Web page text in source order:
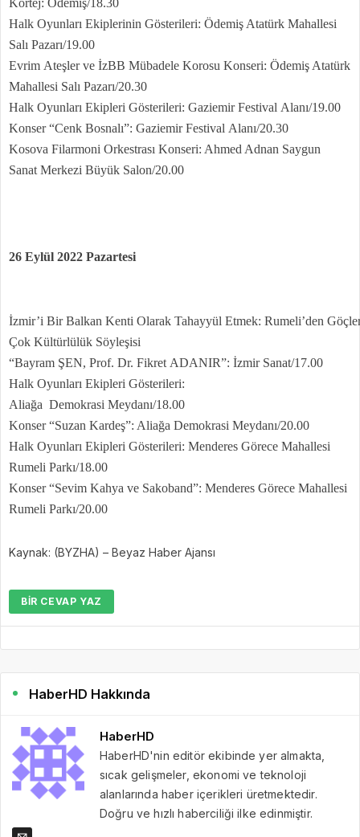
Halk Oyunları Ekiplerinin Gösterileri: Ödemiş Atatürk Mahallesi
Salı Pazarı/19.00
Evrim Ateşler ve İzBB Mübadele Korosu Konseri: Ödemiş Atatürk
Mahallesi Salı Pazarı/20.30
Halk Oyunları Ekipleri Gösterileri: Gaziemir Festival Alanı/19.00
Konser “Cenk Bosnalı”: Gaziemir Festival Alanı/20.30
Kosova Filarmoni Orkestrası Konseri: Ahmed Adnan Saygun
Sanat Merkezi Büyük Salon/20.00
26 Eylül 2022 Pazartesi
İzmir’i Bir Balkan Kenti Olarak Tahayyül Etmek: Rumeli’den Göçler
Çok Kültürlülük Söyleşisi
“Bayram ŞEN, Prof. Dr. Fikret ADANIR”: İzmir Sanat/17.00
Halk Oyunları Ekipleri Gösterileri:
Aliağa Demokrasi Meydanı/18.00
Konser “Suzan Kardeş”: Aliağa Demokrasi Meydanı/20.00
Halk Oyunları Ekipleri Gösterileri: Menderes Görece Mahallesi
Rumeli Parkı/18.00
Konser “Sevim Kahya ve Sakoband”: Menderes Görece Mahallesi
Rumeli Parkı/20.00
Kaynak: (BYZHA) – Beyaz Haber Ajansı
BIR CEVAP YAZ
HaberHD Hakkında
HaberHD
HaberHD'nin editör ekibinde yer almakta,
sıcak gelişmeler, ekonomi ve teknoloji
alanlarında haber içerikleri üretmektedir.
Doğru ve hızlı haberciliği ilke edinmiştir.